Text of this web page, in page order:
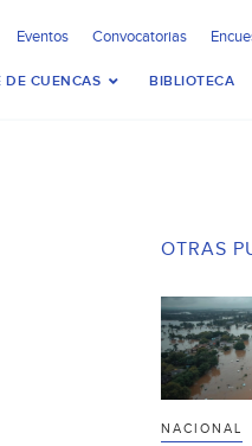
Eventos Convocatorias
DE CUENCAS BIBLIOTECA
OTRAS
NACIONAL